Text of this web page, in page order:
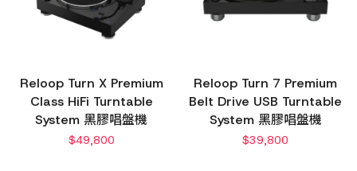
Reloop Turn X Premium
Class HiFi Turntable
System 黑膠唱盤機
$49,800
Reloop Turn 7 Premium
Belt Drive USB Turntable
System 黑膠唱盤機
$39,800